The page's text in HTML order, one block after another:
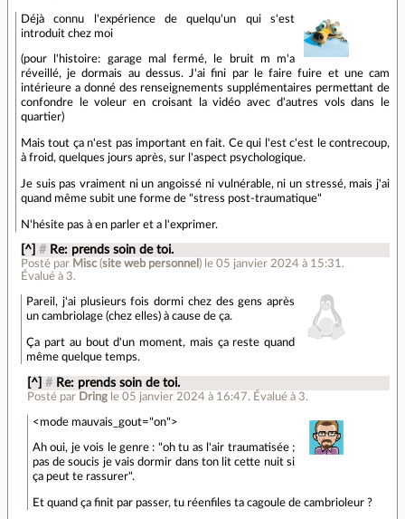
Déjà connu l'expérience de quelqu'un qui s'est
introduit chez moi
(pour l'histoire: garage mal fermé, le bruit m m'a
réveillé, je dormais au dessus. J'ai fini par le faire fuire et une cam
intérieure a donné des renseignements supplémentaires permettant de
confondre le voleur en croisant la vidéo avec d'autres vols dans le
quartier)
Mais tout ça n'est pas important en fait. Ce qui l'est c'est le contrecoup,
à froid, quelques jours après, sur l'aspect psychologique.
Je suis pas vraiment ni un angoissé ni vulnérable, ni un stressé, mais j'ai
quand même subit une forme de "stress post-traumatique"
N'hésite pas à en parler et a l'exprimer.
[^] # Re: prends soin de toi.
Posté par Misc(site web personnel ) le 05 janvier 2024 à 15:31.
Évalué à 3.
Pareil, j'ai plusieurs fois dormi chez des gens après
un cambriolage (chez elles) à cause de ça.
Ça part au bout d'un moment, mais ça reste quand
même quelque temps.
[^] # Re: prends soin de toi.
Posté par Dring le 05 janvier 2024 à 16:47. Évalué à 3.
<mode mauvais_gout="on">
Ah oui, je vois le genre : "oh tu as l'air traumatisée ;
pas de soucis je vais dormir dans ton lit cette nuit si
ça peut te rassurer".
Et quand ça finit par passer, tu réenfiles ta cagoule de cambrioleur ?